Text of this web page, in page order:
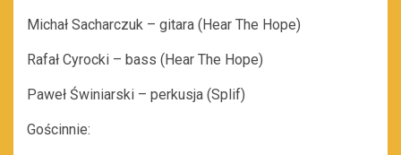
Michał Sacharczuk – gitara (Hear The Hope)
Rafał Cyrocki – bass (Hear The Hope)
Paweł Świniarski – perkusja (Splif)
Gościnnie: